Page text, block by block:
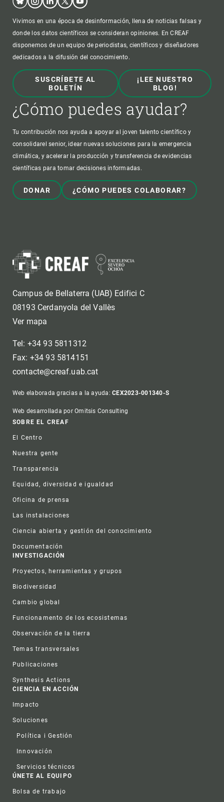
Vivimos en una época de desinformación, llena de noticias falsas y
donde los datos científicos se consideran opiniones. En CREAF
disponemos de un equipo de periodistas, científicos y diseñadores
dedicados a la difusión del conocimiento.
SUSCRÍBETE AL
BOLETÍN
¡LEE NUESTRO
BLOG!
¿Cómo puedes ayudar?
Tu contribución nos ayuda a apoyar al joven talento científico y
consolidarel senior, idear nuevas soluciones para la emergencia
climática, y acelerar la producción y transferencia de evidencias
científicas para tomar decisiones informadas.
DONAR ¿CÓMO PUEDES COLABORAR?
Campus de Bellaterra (UAB) Edifici C
08193 Cerdanyola del Vallès
Ver mapa
Tel: +34 93 5811312
Fax: +34 93 5814151
contacte@creaf.uab.cat
Web elaborada gracias a la ayuda:CEX2023-001340-S
Web desarrollada por Omitsis Consulting
Footer
SOBRE EL CREAF
El Centro
Nuestra gente
Transparencia
Equidad, diversidad e igualdad
Oficina de prensa
Las instalaciones
Ciencia abierta y gestión del conocimiento
Documentación
INVESTIGACIÓN
Proyectos, herramientas y grupos
Biodiversidad
Cambio global
Funcionamento de los ecosistemas
Observación de la tierra
Temas transversales
Publicaciones
Synthesis Actions
CIENCIA EN ACCIÓN
Impacto
Soluciones
Política i Gestión
Innovación
Servicios técnicos
ÚNETE AL EQUIPO
Bolsa de trabajo